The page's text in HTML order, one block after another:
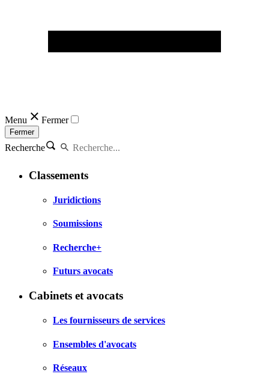
Menu Fermer
Fermer
Recherche
Classements
Juridictions
Soumissions
Recherche+
Futurs avocats
Cabinets et avocats
Les fournisseurs de services
Ensembles d'avocats
Réseaux